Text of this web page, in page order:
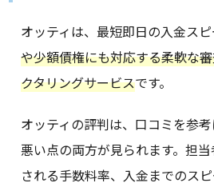
オッティは、最短即日の入金ス
や少額債権にも対応する柔軟な
クタリングサービスです。
オッティの評判は、口コミを参
悪い点の両方が見られます。担
される手数料率、入金までのス